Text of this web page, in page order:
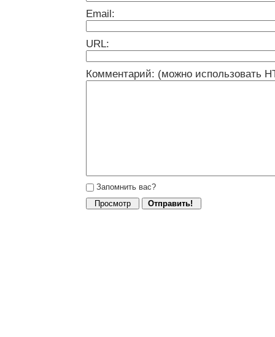
Email:
URL:
Комментарий: (можно использовать
Запомнить вас?